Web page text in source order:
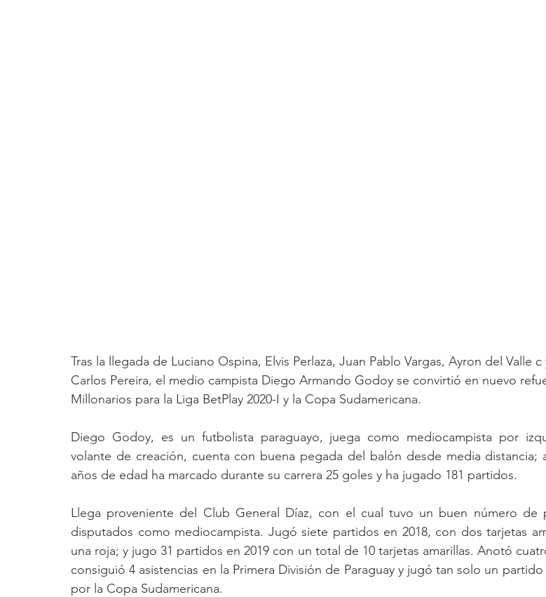
Tras la llegada de Luciano Ospina, Elvis Perlaza, Juan Pablo Vargas, Ayron del Valle c
Carlos Pereira, el medio campista Diego Armando Godoy se convirtió en nuevo
Millonarios para la Liga BetPlay 2020-I y la Copa Sudamericana.
Diego Godoy, es un futbolista paraguayo, juega como mediocampista por
volante de creación, cuenta con buena pegada del balón desde media distancia;
años de edad ha marcado durante su carrera 25 goles y ha jugado 181 partidos.
Llega proveniente del Club General Díaz, con el cual tuvo un buen número de
disputados como mediocampista. Jugó siete partidos en 2018, con dos tarjetas
una roja; y jugo 31 partidos en 2019 con un total de 10 tarjetas amarillas. Anotó
consiguió 4 asistencias en la Primera División de Paraguay y jugó tan solo un partido
por la Copa Sudamericana.